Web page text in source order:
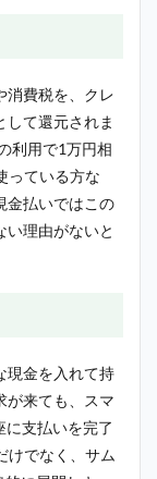
消費税を、クレ
して還元されま
利用で1万円相
っている方な
金払いではこの
い理由がないと
現金を入れて持
が来ても、スマ
に支払いを完了
けでなく、サム